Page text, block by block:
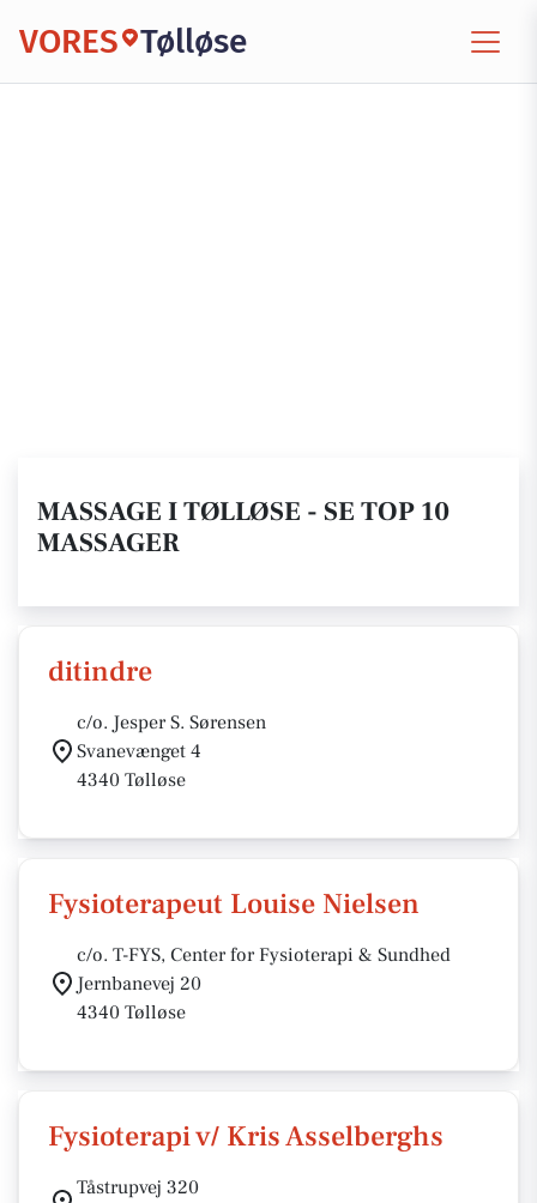
VORES Tølløse
MASSAGE I TØLLØSE - SE TOP 10
MASSAGER
ditindre
c/o. Jesper S. Sørensen
Svanevænget 4
4340 Tølløse
Fysioterapeut Louise Nielsen
c/o. T-FYS, Center for Fysioterapi & Sundhed
Jernbanevej 20
4340 Tølløse
Fysioterapi v/ Kris Asselberghs
Tåstrupvej 320